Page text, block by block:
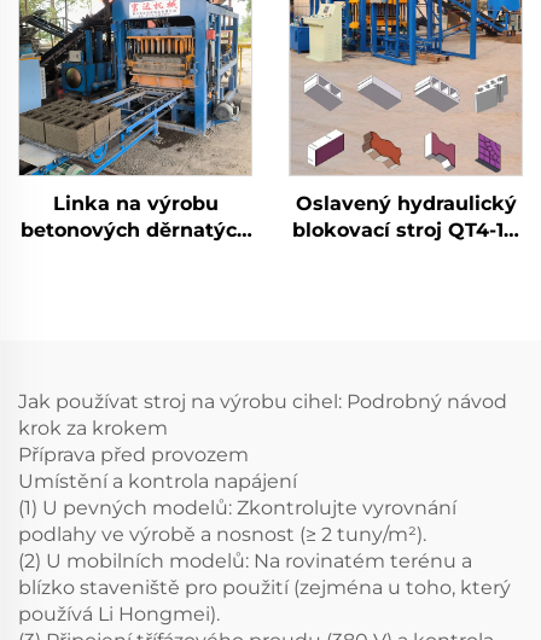
Linka na výrobu
betonových děrnatých
Oslavený hydraulický
blokovací stroj QT4-15,
Jak používat stroj na výrobu cihel: Podrobný návod
krok za krokem
Příprava před provozem
Umístění a kontrola napájení
(1) U pevných modelů: Zkontrolujte vyrovnání
podlahy ve výrobě a nosnost (≥ 2 tuny/m²).
(2) U mobilních modelů: Na rovinatém terénu a
blízko staveniště pro použití (zejména u toho, který
používá Li Hongmei).